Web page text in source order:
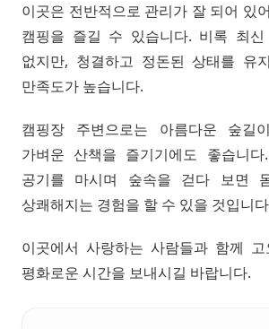
이곳은 전반적으로 관리가 잘 되어 있
캠핑을 즐길 수 있습니다. 비록 최
없지만, 청결하고 정돈된 상태를 유
만족도가 높습니다.
캠핑장 주변으로는 아름다운 숲길
가벼운 산책을 즐기기에도 좋습니
공기를 마시며 숲속을 걷다 보면
상쾌해지는 경험을 할 수 있을 것입니
이곳에서 사랑하는 사람들과 함께
평화로운 시간을 보내시길 바랍니다.